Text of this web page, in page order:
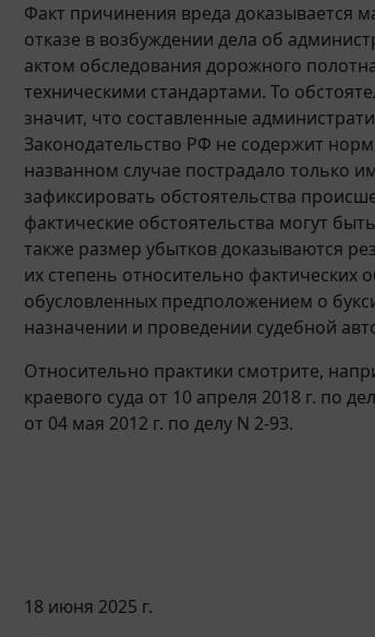
Факт причинения вреда доказывается
отказе в возбуждении дела об
актом обследования дорожного
техническими стандартами. То
значит, что составленные
Законодательство РФ не содержит
названном случае пострадало только
зафиксировать обстоятельства
фактические обстоятельства могут
также размер убытков доказываются
их степень относительно
обусловленных предположением о
назначении и проведении судебной
Относительно практики смотрите,
краевого суда от 10 апреля 2018 г. по
от 04 мая 2012 г. по делу N 2-93.
18 июня 2025 г.